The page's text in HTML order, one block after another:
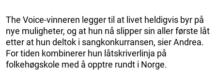
The Voice-vinneren legger til at livet heldigvis byr på
nye muligheter, og at hun nå slipper sin aller første låt
etter at hun deltok i sangkonkurransen, sier Andrea.
For tiden kombinerer hun låtskriverlinja på
folkehøgskole med å opptre rundt i Norge.